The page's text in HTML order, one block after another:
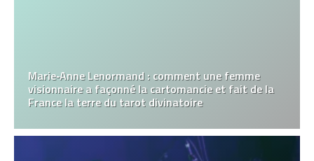
Marie‑Anne Lenormand : comment une femme
visionnaire a façonné la cartomancie et fait de la
France la terre du tarot divinatoire